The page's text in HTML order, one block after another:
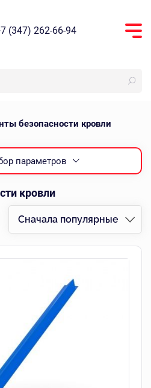
(347) 262-66-94
безопасности кровли
параметров
кровли
Сначала популярные